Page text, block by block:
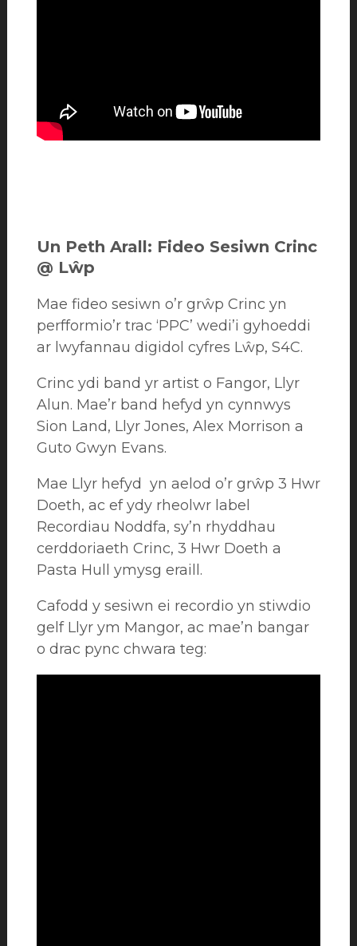
Un Peth Arall: Fideo Sesiwn Crinc
@ Lŵp
Mae fideo sesiwn o’r grŵp Crinc yn
perfformio’r trac ‘PPC’ wedi’i gyhoeddi
ar lwyfannau digidol cyfres Lŵp, S4C.
Crinc ydi band yr artist o Fangor, Llyr
Alun. Mae’r band hefyd yn cynnwys
Sion Land, Llyr Jones, Alex Morrison a
Guto Gwyn Evans.
Mae Llyr hefyd yn aelod o’r grŵp 3 Hwr
Doeth, ac ef ydy rheolwr label
Recordiau Noddfa, sy’n rhyddhau
cerddoriaeth Crinc, 3 Hwr Doeth a
Pasta Hull ymysg eraill.
Cafodd y sesiwn ei recordio yn stiwdio
gelf Llyr ym Mangor, ac mae’n bangar
o drac pync chwara teg: